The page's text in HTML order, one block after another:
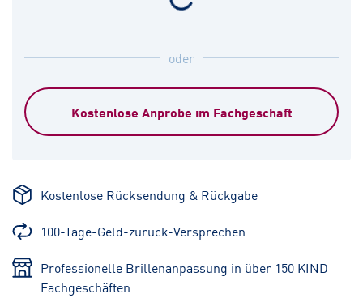
oder
Kostenlose Anprobe im Fachgeschäft
Kostenlose Rücksendung & Rückgabe
100-Tage-Geld-zurück-Versprechen
Professionelle Brillenanpassung in über 150 KIND
Fachgeschäften